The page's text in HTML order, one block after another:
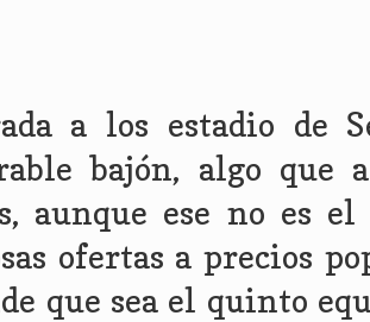
a los estadio de
bajón, algo
aunque ese no es
ofertas a precios
que sea el quinto